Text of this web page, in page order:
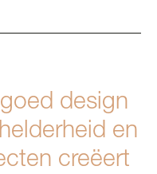
design
en
creëert